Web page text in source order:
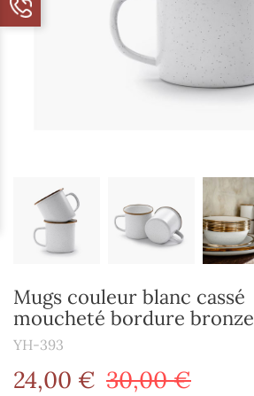
Mugs couleur blanc cassé
moucheté bordure bronze
YH-393
24,00 € 30,00 €